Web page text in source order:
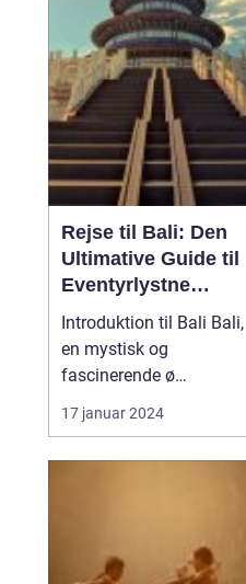
fra de berømte strande i
syd til de historiske
templer i nord, er det et
land f...
Rejse til Bali: Den
Ultimative Guide til
Eventyrlystne
Rejsende
Introduktion til Bali Bali,
en mystisk og
fascinerende ø
beliggende i det smukke
Indonesien, har længe
betagende
17 januar 2024